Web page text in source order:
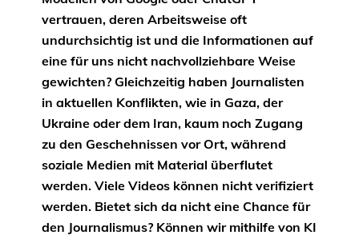
vertrauen, deren Arbeitsweise oft
undurchsichtig ist und die Informationen auf
eine für uns nicht nachvollziehbare Weise
gewichten? Gleichzeitig haben Journalisten
in aktuellen Konflikten, wie in Gaza, der
Ukraine oder dem Iran, kaum noch Zugang
zu den Geschehnissen vor Ort, während
soziale Medien mit Material überflutet
werden. Viele Videos können nicht verifiziert
werden. Bietet sich da nicht eine Chance für
den Journalismus? Können wir mithilfe von KI